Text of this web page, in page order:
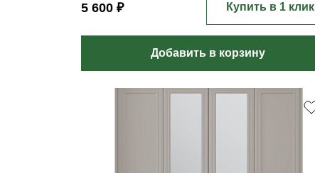
5 600 ₽ Купить в 1 клик
Добавить в корзину